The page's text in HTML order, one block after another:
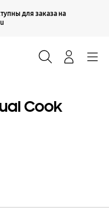
для заказа на
Продолжить
Cook